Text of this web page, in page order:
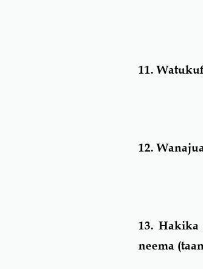
11.
12.
13. Hakika
neema